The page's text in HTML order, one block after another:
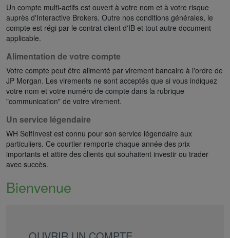
Un compte multi-actifs est ouvert à votre nom et à votre risque
auprès d'Interactive Brokers. Outre nos conditions générales, le
compte est régi par le contrat client d'IB et tout autre document
applicable.
Alimentation de votre compte
Votre compte peut être alimenté par virement bancaire à l'ordre de
JP Morgan. Les virements ne sont acceptés que si vous indiquez
votre nom et votre numéro de compte dans la rubrique
"communication" de votre virement.
Un service légendaire
WH SelfInvest est connu pour son service légendaire aux
particuliers. Ce courtier remporte chaque année des prix
importants et attire des clients qui souhaitent investir ou trader
avec succès.
Bienvenue